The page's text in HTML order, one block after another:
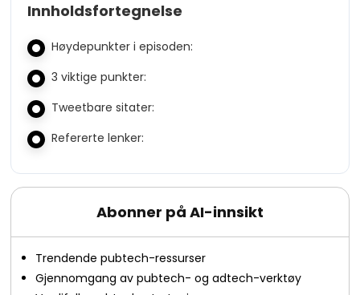
Innholdsfortegnelse
Høydepunkter i episoden:
3 viktige punkter:
Tweetbare sitater:
Refererte lenker:
Abonner på AI-innsikt
Trendende pubtech-ressurser
Gjennomgang av pubtech- og adtech-verktøy